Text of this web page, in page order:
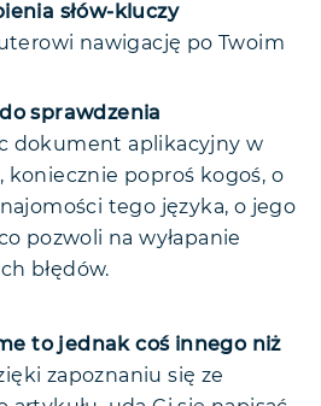
słów-kluczy
nawigację po Twoim
sprawdzenia
dokument aplikacyjny w
koniecznie poproś kogoś, o
tego języka, o jego
pozwoli na wyłapanie
błędów.
to jednak coś innego niż
zapoznaniu się ze